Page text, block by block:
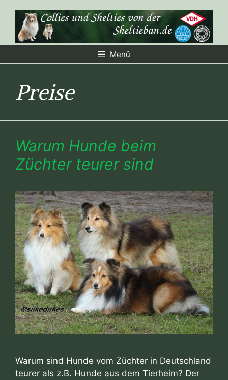
springen
Menü
Preise
Warum Hunde beim
Züchter teurer sind
Warum sind Hunde vom Züchter in Deutschland
teurer als z.B. Hunde aus dem Tierheim? Der